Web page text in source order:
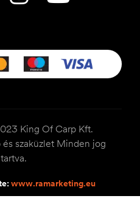
King Of Carp Kft.
szaküzlet Minden jog
www.ramarketing.eu